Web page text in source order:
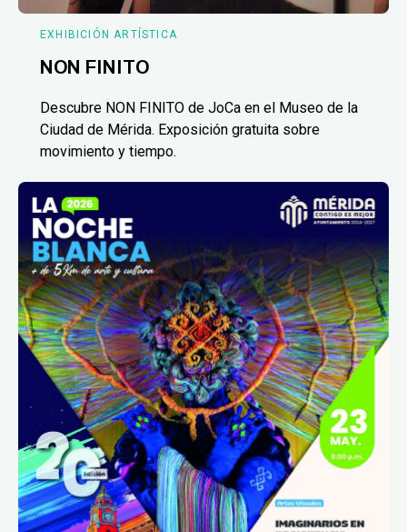
EXHIBICIÓN ARTÍSTICA
NON FINITO
Descubre NON FINITO de JoCa en el Museo de la
Ciudad de Mérida. Exposición gratuita sobre
movimiento y tiempo.